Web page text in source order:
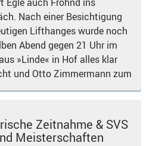
Nach einer Besichtigung
Lifthanges wurde noch
Abend gegen 21 Uhr im
»Linde« in Hof alles klar
und Otto Zimmermann zum
Zeitnahme & SVS
Meisterschaften